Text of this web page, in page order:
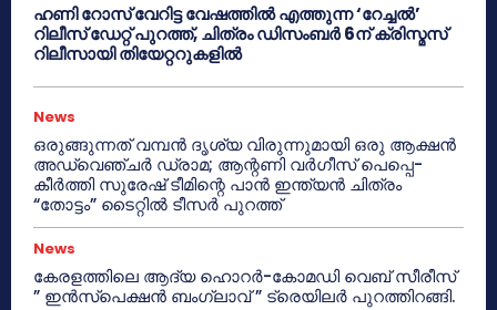
ഹണി റോസ് വേറിട്ട വേഷത്തിൽ എത്തുന്ന ‘റേച്ചൽ’
റിലീസ് ഡേറ്റ് പുറത്ത്, ചിത്രം ഡിസംബർ 6ന് ക്രിസ്മസ്
റിലീസായി തിയേറ്ററുകളിൽ
News
ഒരുങ്ങുന്നത് വമ്പൻ ദൃശ്യ വിരുന്നുമായി ഒരു ആക്ഷൻ
അഡ്വെഞ്ചർ ഡ്രാമ; ആന്റണി വർഗീസ് പെപ്പെ-
കീർത്തി സുരേഷ് ടീമിന്റെ പാൻ ഇന്ത്യൻ ചിത്രം
“തോട്ടം” ടൈറ്റിൽ ടീസർ പുറത്ത്
News
കേരളത്തിലെ ആദ്യ ഹൊറർ-കോമഡി വെബ് സീരീസ്
” ഇൻസ്പെക്ഷൻ ബംഗ്ലാവ് ” ട്രെയിലർ പുറത്തിറങ്ങി.